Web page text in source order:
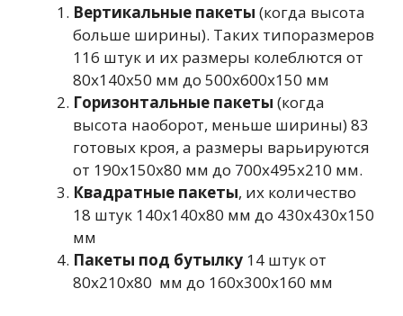
Вертикальные пакеты (когда высота
больше ширины). Таких типоразмеров
116 штук и их размеры колеблются от
80x140x50 мм до 500х600х150 мм
Горизонтальные пакеты (когда
высота наоборот, меньше ширины) 83
готовых кроя, а размеры варьируются
от 190х150х80 мм до 700х495х210 мм.
Квадратные пакеты, их количество
18 штук 140х140х80 мм до 430х430х150
мм
Пакеты под бутылку 14 штук от
80х210х80 мм до 160х300х160 мм